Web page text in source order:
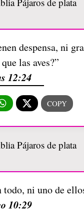
despensa, ni
las aves?”
12:24
ni uno de
10:29